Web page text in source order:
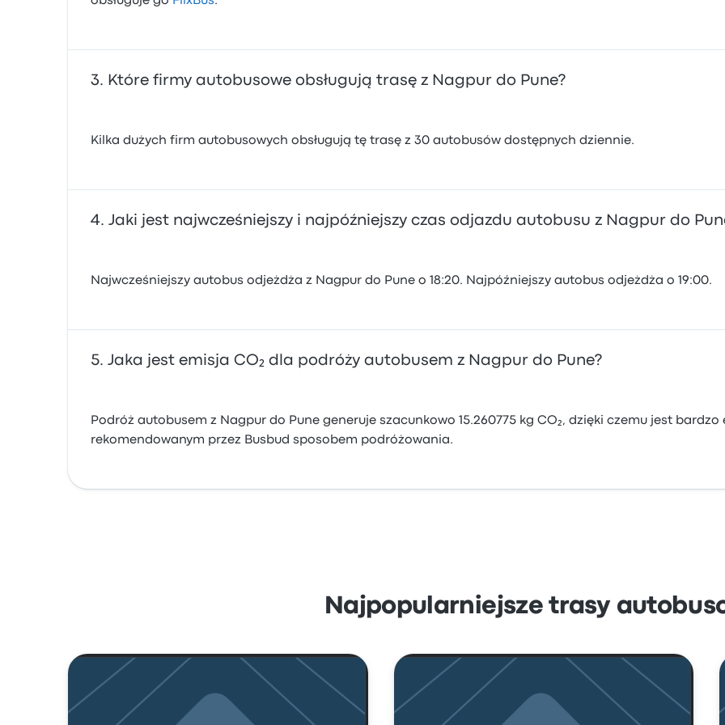
Które firmy autobusowe obsługują trasę z Nagpur do Pune?
Kilka dużych firm autobusowych obsługują tę trasę z 30 autobusów dostępnych dziennie.
Jaki jest najwcześniejszy i najpóźniejszy czas odjazdu autobusu z Nagpur do
Najwcześniejszy autobus odjeżdża z Nagpur do Pune o 18:20. Najpóźniejszy autobus odjeżdża o 19:00.
Jaka jest emisja CO₂ dla podróży autobusem z Nagpur do Pune?
Podróż autobusem z Nagpur do Pune generuje szacunkowo 15.260775 kg CO₂, dzięki czemu jest
rekomendowanym przez Busbud sposobem podróżowania.
Najpopularniejsze trasy